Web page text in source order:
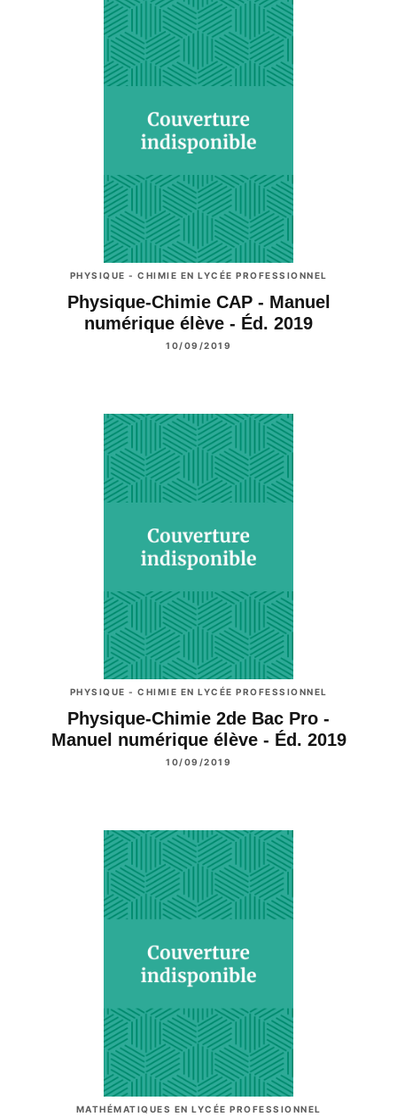
PHYSIQUE - CHIMIE EN LYCÉE PROFESSIONNEL
Physique-Chimie CAP - Manuel
numérique élève - Éd. 2019
10/09/2019
PHYSIQUE - CHIMIE EN LYCÉE PROFESSIONNEL
Physique-Chimie 2de Bac Pro -
Manuel numérique élève - Éd. 2019
10/09/2019
MATHÉMATIQUES EN LYCÉE PROFESSIONNEL